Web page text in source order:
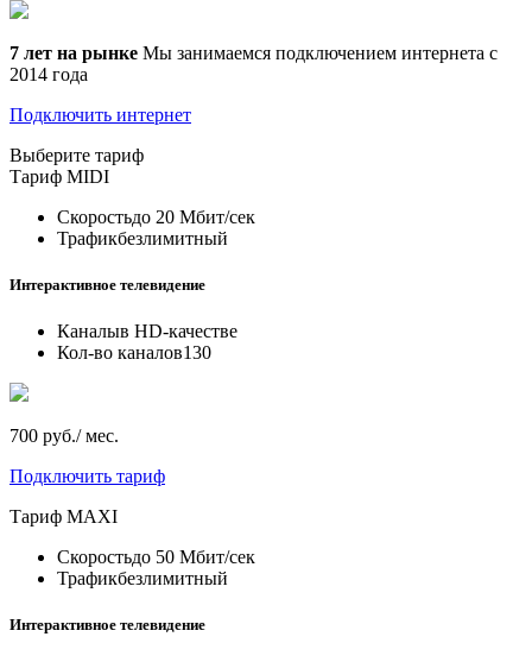
7 лет на рынке Мы занимаемся подключением интернета с
2014 года
Подключить интернет
Выберите тариф
Тариф MIDI
Скоростьдо 20 Мбит/сек
Трафикбезлимитный
Интерактивное телевидение
Каналыв HD-качестве
Кол-во каналов130
700 руб./ мес.
Подключить тариф
Тариф MAXI
Скоростьдо 50 Мбит/сек
Трафикбезлимитный
Интерактивное телевидение